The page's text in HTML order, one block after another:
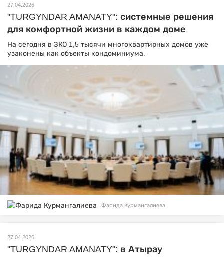
27.04.2026
"TURGYNDAR AMANATY": системные решения
для комфортной жизни в каждом доме
На сегодня в ЗКО 1,5 тысячи многоквартирных домов уже
узаконены как объекты кондоминиума.
Фарида Курмангалиева
27.04.2026
"TURGYNDAR AMANATY": в Атырау